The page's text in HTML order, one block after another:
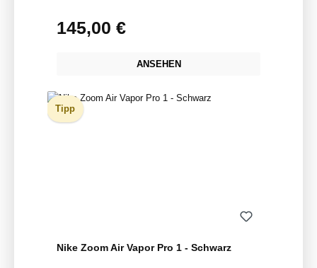
Regulärer Preis:
145,00 €
ANSEHEN
Tipp
Nike Zoom Air Vapor Pro 1 - Schwarz